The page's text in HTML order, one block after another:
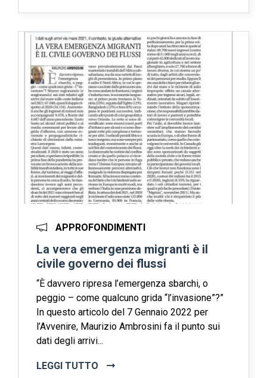
APPROFONDIMENTI
La vera emergenza migranti è il
civile governo dei flussi
“È davvero ripresa l’emergenza sbarchi, o
peggio – come qualcuno grida “l’invasione”?”
In questo articolo del 7 Gennaio 2022 per
l’Avvenire, Maurizio Ambrosini fa il punto sui
dati degli arrivi...
LEGGI TUTTO